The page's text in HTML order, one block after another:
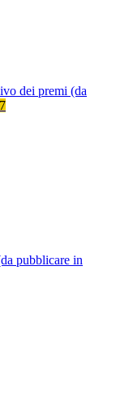
dei premi (da
7
pubblicare in